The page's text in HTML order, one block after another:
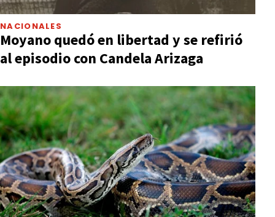
NACIONALES
Moyano quedó en libertad y se refirió
al episodio con Candela Arizaga